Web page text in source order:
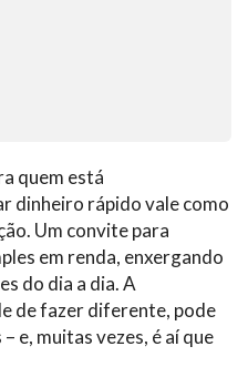
quem está
dinheiro rápido vale como
Um convite para
em renda, enxergando
do dia a dia. A
de fazer diferente, pode
e, muitas vezes, é aí que